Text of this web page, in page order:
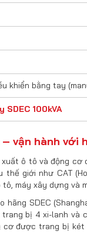
khiển bằng tay
100kVA
vận hành với
ô tô và động cơ
giới như CAT
máy xây dựng và
hãng SDEC
bị 4 xi-lanh và
cơ được trang bị